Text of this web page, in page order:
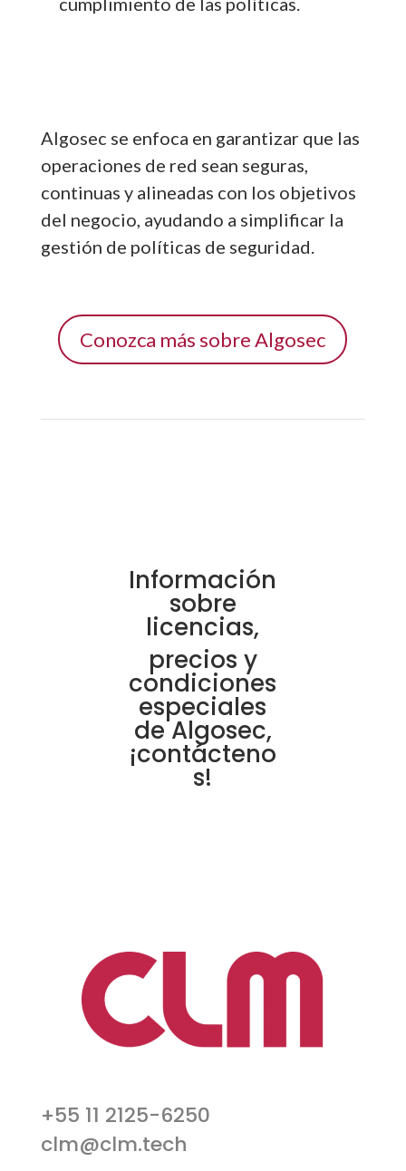
Algosec se enfoca en garantizar que las
operaciones de red sean seguras,
continuas y alineadas con los objetivos
del negocio, ayudando a simplificar la
gestión de políticas de seguridad.
Conozca más sobre Algosec
Información
sobre
licencias,
precios y
condiciones
especiales
de Algosec,
¡contácteno
s!
+55 11 2125-6250
clm@clm.tech